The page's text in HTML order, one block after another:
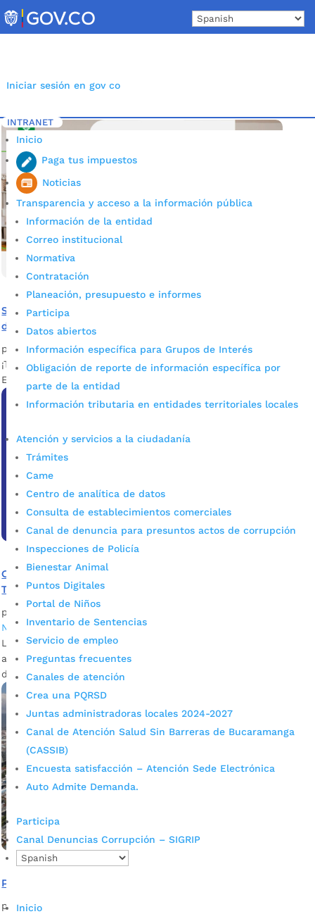
to
content
Iniciar sesión en gov co
INTRANET
Inicio
Paga tus impuestos
Noticias
Transparencia y acceso a la información pública
Información de la entidad
Correo institucional
Normativa
Contratación
Planeación, presupuesto e informes
Participa
Datos abiertos
Información específica para Grupos de Interés
Obligación de reporte de información específica por
parte de la entidad
Información tributaria en entidades territoriales locales
Atención y servicios a la ciudadanía
Trámites
Came
Centro de analítica de datos
Consulta de establecimientos comerciales
Canal de denuncia para presuntos actos de corrupción
Inspecciones de Policía
Bienestar Animal
Puntos Digitales
Portal de Niños
Inventario de Sentencias
Servicio de empleo
Preguntas frecuentes
Canales de atención
Crea una PQRSD
Juntas administradoras locales 2024-2027
Canal de Atención Salud Sin Barreras de Bucaramanga
(CASSIB)
Encuesta satisfacción – Atención Sede Electrónica
Auto Admite Demanda.
Participa
Canal Denuncias Corrupción – SIGRIP
Inicio
Inicio 5 Etiqueta: Consejo Consultivo Territorial
Se abrió convocatoria para el nuevo Consejo Consultivo
de Mujeres
por admin_prensa|Abr 22, 2025|Noticias
¡Tu voz cuenta! Postúlate al Consejo Consultivo de Mujeres y
Equidad de Géneros de Bucaramanga 2025 – 2029.
Convocatoria Consejo Consultivo de Ordenamiento
Territorial
por
Noticias
La Secretaría de Planeación de la Alcaldía de Bucaramanga
abre la convocatoria para conformar el Consejo Consultivo
de Ordenamiento Territorial (CCOT).
Participe en el Consejo Consultivo Territorial
porAlcaldía de Bucaramanga